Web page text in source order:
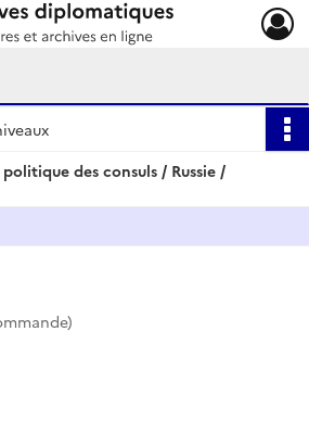
des consuls / Russie /